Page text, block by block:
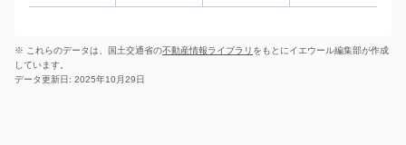
※ これらのデータは、国土交通省の不動産情報ライブラリ をもとにイエウール編集部が作成
しています。
データ更新日: 2025年10月29日